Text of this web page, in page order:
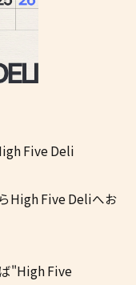
Five Deli
High Five Deliへお
"High Five